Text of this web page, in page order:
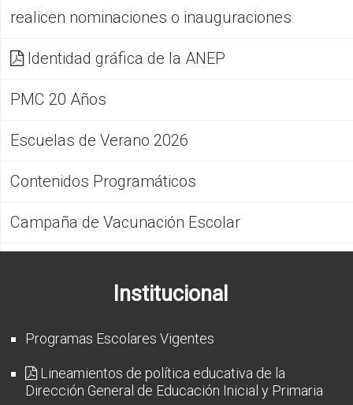
realicen nominaciones o inauguraciones
Identidad gráfica de la ANEP
PMC 20 Años
Escuelas de Verano 2026
Contenidos Programáticos
Campaña de Vacunación Escolar
Institucional
Programas Escolares Vigentes
Lineamientos de política educativa de la
Dirección General de Educación Inicial y Primaria